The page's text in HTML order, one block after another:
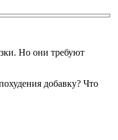
Но они требуют
добавку? Что